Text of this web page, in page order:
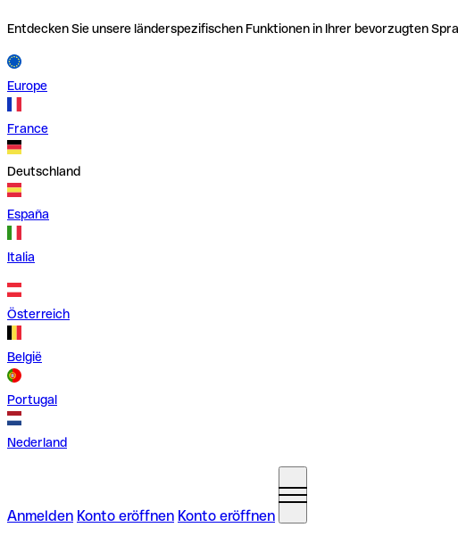
Entdecken Sie unsere länderspezifischen Funktionen in Ihrer bevorzugten
Europe
France
Deutschland
España
Italia
Österreich
België
Portugal
Nederland
Anmelden Konto eröffnen Konto eröffnen